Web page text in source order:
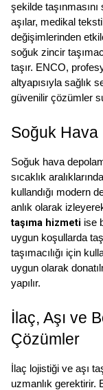
şekilde
aşılar, medikal
değişimlerinden
soğuk zincir
taşır. ENCO,
altyapısıyla sağlık
güvenilir çözümler
Soğuk Hava
Soğuk hava
sıcaklık
kullandığı modern
anlık olarak
taşıma hizmeti ise
uygun koşullarda
taşımacılığı için
uygun olarak
yapılır.
İlaç, Aşı ve
Çözümler
İlaç lojistiği ve aşı
uzmanlık gerektirir.